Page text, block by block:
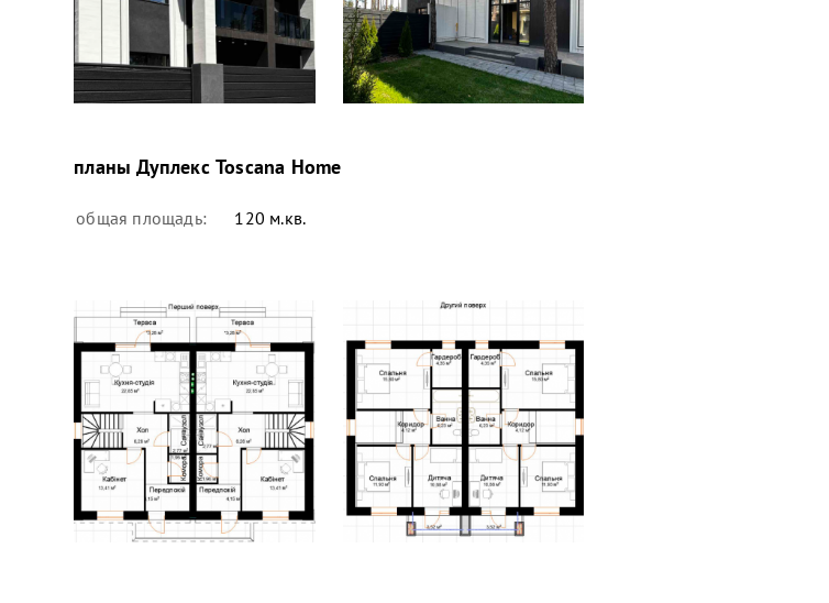
планыДуплекс Toscana Home
общая площадь: 120 м.кв.